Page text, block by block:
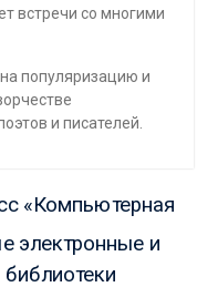
встречи со многими
популяризацию и
и писателей.
«Компьютерная
электронные и